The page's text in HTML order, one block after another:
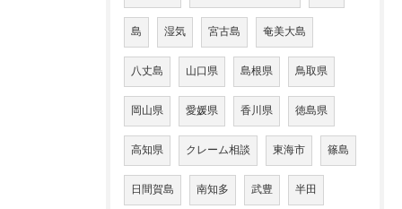
島 湿気 宮古島 奄美大島
八丈島 山口県 島根県 鳥取県
岡山県 愛媛県 香川県 徳島県
高知県 クレーム相談 東海市 篠島
日間賀島 南知多 武豊 半田